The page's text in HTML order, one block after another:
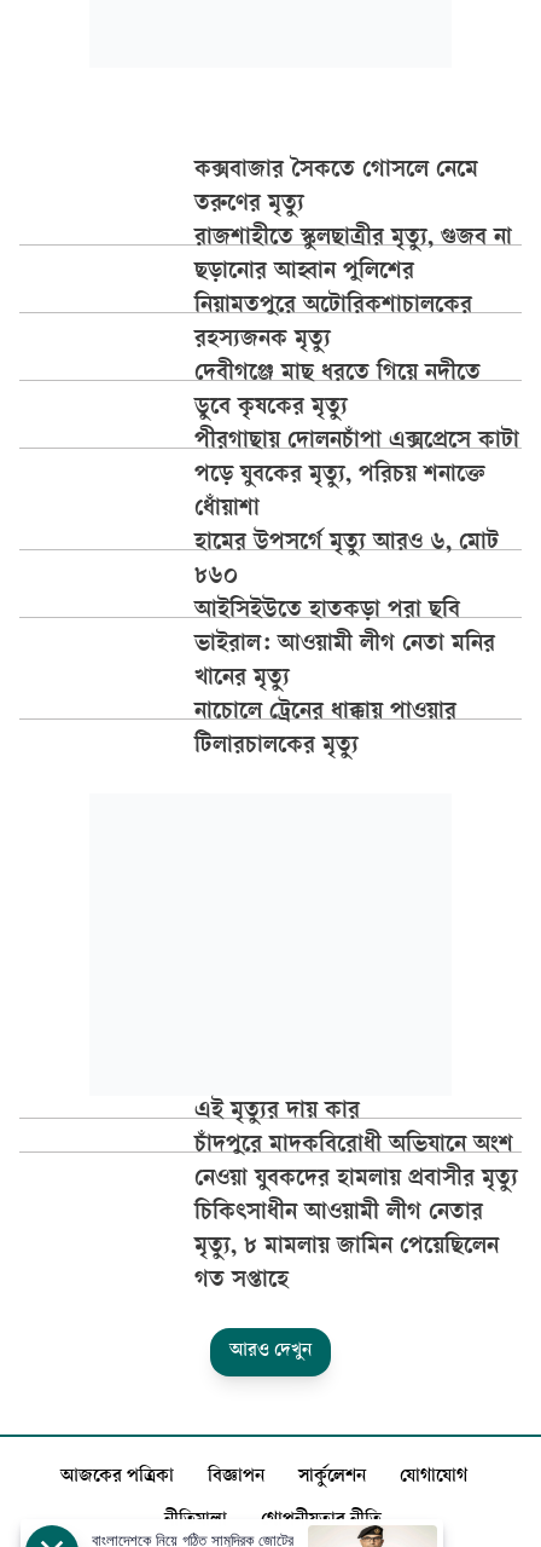
কক্সবাজার সৈকতে গোসলে নেমে
তরুণের মৃত্যু
রাজশাহীতে স্কুলছাত্রীর মৃত্যু, গুজব না
ছড়ানোর আহ্বান পুলিশের
নিয়ামতপুরে অটোরিকশাচালকের
রহস্যজনক মৃত্যু
দেবীগঞ্জে মাছ ধরতে গিয়ে নদীতে
ডুবে কৃষকের মৃত্যু
পীরগাছায় দোলনচাঁপা এক্সপ্রেসে কাটা
পড়ে যুবকের মৃত্যু, পরিচয় শনাক্তে
ধোঁয়াশা
হামের উপসর্গে মৃত্যু আরও ৬, মোট
৮৬০
আইসিইউতে হাতকড়া পরা ছবি
ভাইরাল: আওয়ামী লীগ নেতা মনির
খানের মৃত্যু
নাচোলে ট্রেনের ধাক্কায় পাওয়ার
টিলারচালকের মৃত্যু
এই মৃত্যুর দায় কার
চাঁদপুরে মাদকবিরোধী অভিযানে অংশ
নেওয়া যুবকদের হামলায় প্রবাসীর মৃত্যু
চিকিৎসাধীন আওয়ামী লীগ নেতার
মৃত্যু, ৮ মামলায় জামিন পেয়েছিলেন
গত সপ্তাহে
আরও দেখুন
আজকের পত্রিকা বিজ্ঞাপন সার্কুলেশন যোগাযোগ
নীতিমালা গোপনীয়তার নীতি
বাংলাদেশকে নিয়ে গঠিত সামুদ্রিক জোটের